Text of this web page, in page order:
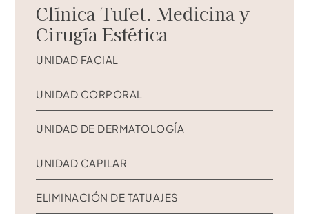
Clínica Tufet. Medicina y
Cirugía Estética
UNIDAD FACIAL
UNIDAD CORPORAL
UNIDAD DE DERMATOLOGÍA
UNIDAD CAPILAR
ELIMINACIÓN DE TATUAJES